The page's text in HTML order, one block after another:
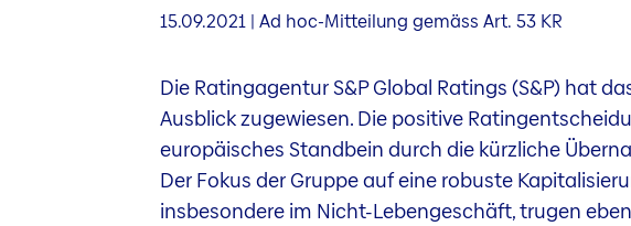
15.09.2021 | Ad hoc-Mitteilung gemäss Art. 53 KR
Die Ratingagentur S&P Global Ratings (S&P) hat
Ausblick zugewiesen. Die positive
europäisches Standbein durch die kürzliche
Der Fokus der Gruppe auf eine robuste
insbesondere im Nicht-Lebengeschäft, trugen